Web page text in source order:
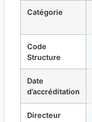
Catégorie
Code
Structure
Date
d’accréditation
Directeur